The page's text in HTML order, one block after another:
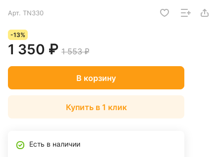
Арт. TN330
-13%
1 350 ₽ 1 553 ₽
В корзину
Купить в 1 клик
Есть в наличии